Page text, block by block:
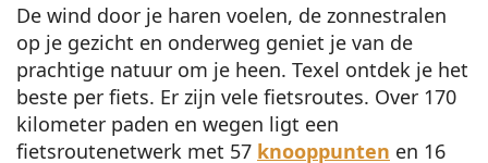
De wind door je haren voelen, de zonnestralen
op je gezicht en onderweg geniet je van de
prachtige natuur om je heen. Texel ontdek je het
beste per fiets. Er zijn vele fietsroutes. Over 170
kilometer paden en wegen ligt een
fietsroutenetwerk met 57 knooppunten en 16